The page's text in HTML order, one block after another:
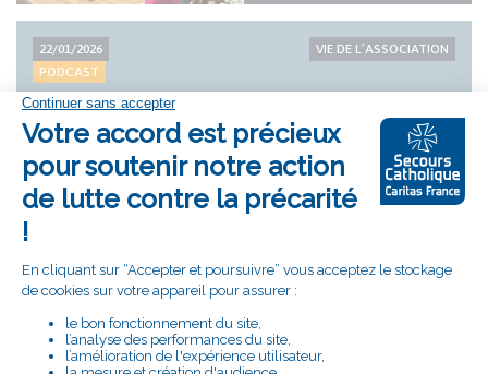
22/01/2026
PODCAST
VIE DE L’ASSOCIATION
30 ans de regard sur la pauvreté - Table ronde à Pau
le 21 novembre 2025
22/01/2026
VIE DE L’ASSOCIATION
pauvreté
04/08/2025
ACTUALITÉ